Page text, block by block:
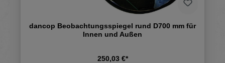
dancop Beobachtungsspiegel rund D700 mm für
Innen und Außen
250,03 €*